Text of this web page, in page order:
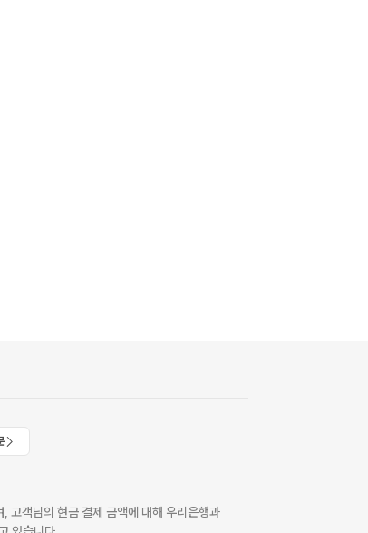
고객님의 현금 결제 금액에 대해 우리은행과